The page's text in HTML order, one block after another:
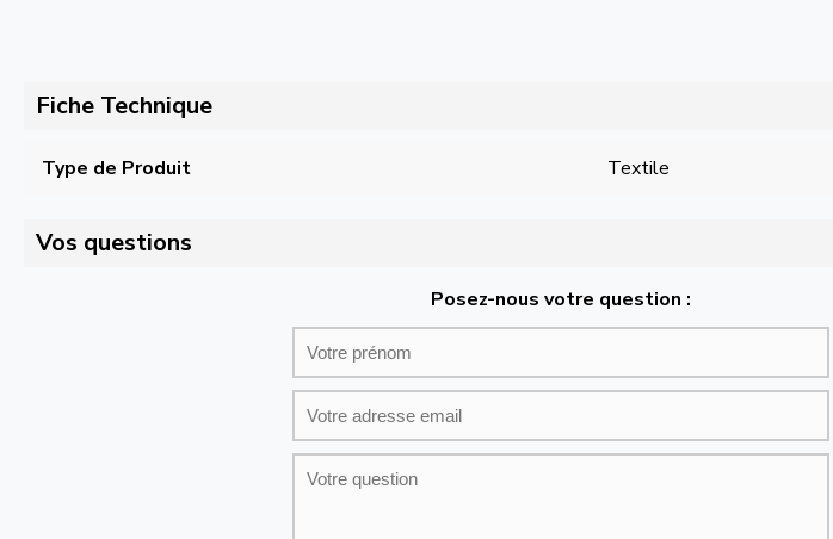
Fiche Technique
Type de Produit Textile
Vos questions
Posez-nous votre question :